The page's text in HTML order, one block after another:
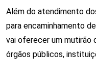
Além do atendimento
para encaminhamento
vai oferecer um mutirão
órgãos públicos,